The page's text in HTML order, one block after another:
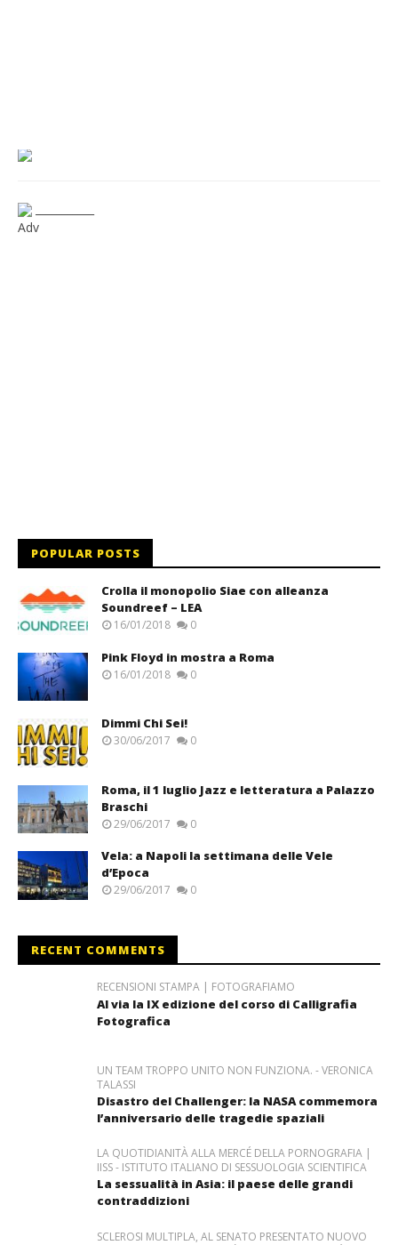
Adv
POPULAR POSTS
Crolla il monopolio Siae con alleanza
Soundreef – LEA
16/01/2018 0
Pink Floyd in mostra a Roma
16/01/2018 0
Dimmi Chi Sei!
30/06/2017 0
Roma, il 1 luglio Jazz e letteratura a Palazzo
Braschi
29/06/2017 0
Vela: a Napoli la settimana delle Vele
d’Epoca
29/06/2017 0
RECENT COMMENTS
RECENSIONI STAMPA | FOTOGRAFIAMO
Al via la IX edizione del corso di Calligrafia
Fotografica
UN TEAM TROPPO UNITO NON FUNZIONA. - VERONICA
TALASSI
Disastro del Challenger: la NASA commemora
l’anniversario delle tragedie spaziali
LA QUOTIDIANITÀ ALLA MERCÉ DELLA PORNOGRAFIA |
IISS - ISTITUTO ITALIANO DI SESSUOLOGIA SCIENTIFICA
La sessualità in Asia: il paese delle grandi
contraddizioni
SCLEROSI MULTIPLA, AL SENATO PRESENTATO NUOVO